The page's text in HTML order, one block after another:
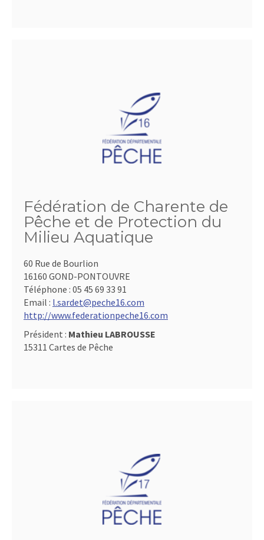
Fédération de Charente de
Pêche et de Protection du
Milieu Aquatique
60 Rue de Bourlion
16160 GOND-PONTOUVRE
Téléphone : 05 45 69 33 91
Email : l.sardet@peche16.com
http://www.federationpeche16.com
Président : Mathieu LABROUSSE
15311 Cartes de Pêche